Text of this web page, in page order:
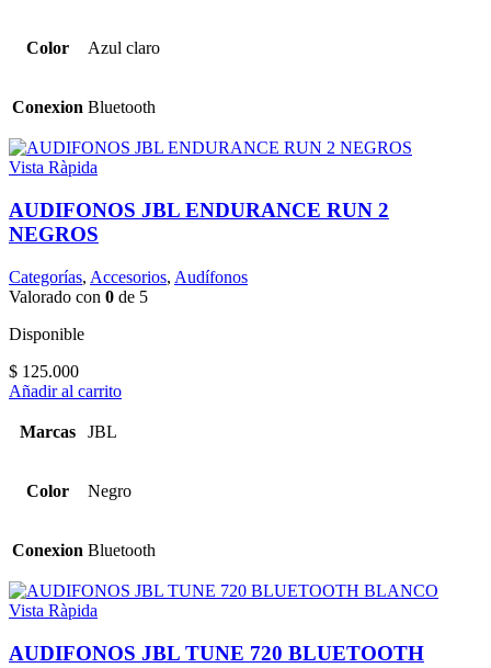
Color Azul claro
Conexion Bluetooth
Vista Ràpida
AUDIFONOS JBL ENDURANCE RUN 2
NEGROS
Categorías, Accesorios, Audífonos
Valorado con 0 de 5
Disponible
$ 125.000
Añadir al carrito
Marcas JBL
Color Negro
Conexion Bluetooth
Vista Ràpida
AUDIFONOS JBL TUNE 720 BLUETOOTH